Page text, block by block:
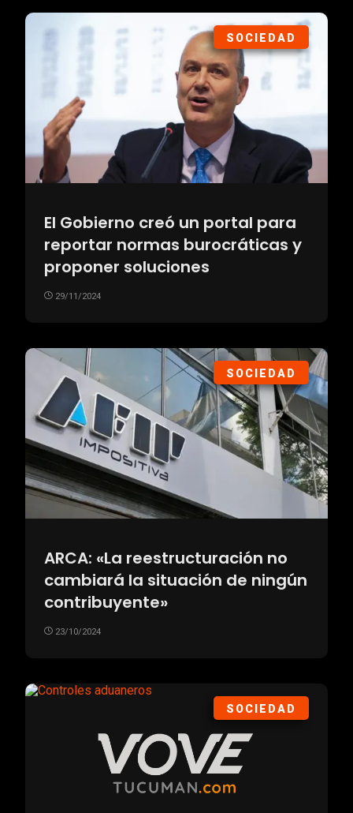
SOCIEDAD
El Gobierno creó un portal para
reportar normas burocráticas y
proponer soluciones
29/11/2024
SOCIEDAD
ARCA: «La reestructuración no
cambiará la situación de ningún
contribuyente»
23/10/2024
SOCIEDAD